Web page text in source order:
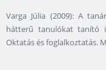
Varga Júlia (2009): A
hátterű tanulókat tanító
Oktatás és foglalkoztatás.